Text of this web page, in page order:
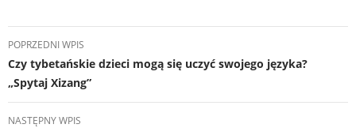
Nawigacja
wpisu
POPRZEDNI WPIS
Czy tybetańskie dzieci mogą się uczyć swojego języka?
„Spytaj Xizang”
NASTĘPNY WPIS